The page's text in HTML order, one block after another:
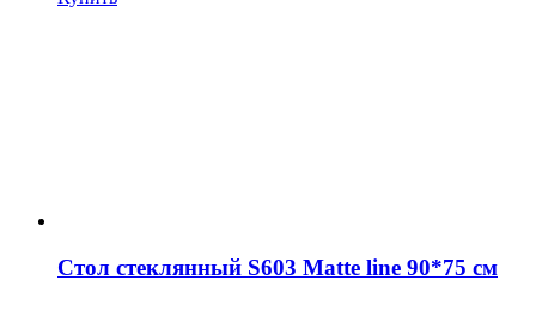
Стол стеклянный S603 Matte line 90*75 см